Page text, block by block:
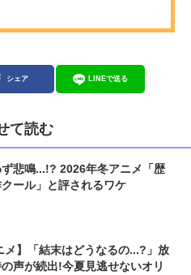
シェア LINEで送る
て読む
悲鳴...!? 2026年冬アニメ「歴
ール」と評されるワケ
メ】「結末はどうなるの...?」放
声が続出!今夏見逃せないオリ